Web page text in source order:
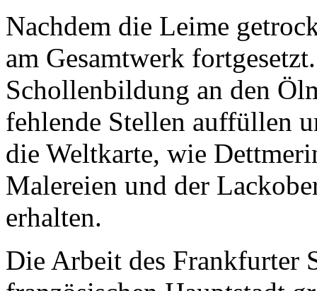
Nachdem die Leime
am Gesamtwerk
Schollenbildung an den
fehlende Stellen auffüllen
die Weltkarte, wie
Malereien und der
erhalten.
Die Arbeit des Frankfurter